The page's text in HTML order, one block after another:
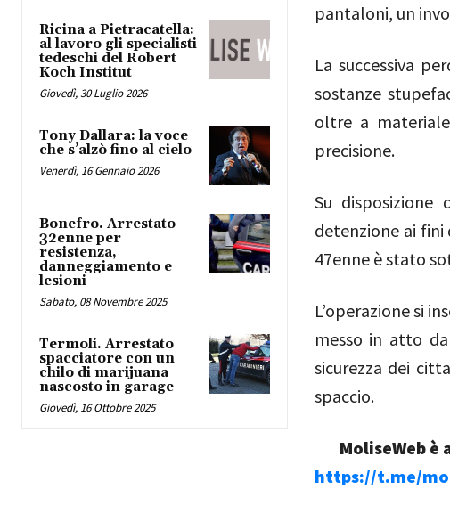
Ricina a Pietracatella:
al lavoro gli specialisti
tedeschi del Robert
Koch Institut
Giovedì, 30 Luglio 2026
Tony Dallara: la voce
che s’alzò fino al cielo
Venerdì, 16 Gennaio 2026
Bonefro. Arrestato
32enne per
resistenza,
danneggiamento e
lesioni
Sabato, 08 Novembre 2025
Termoli. Arrestato
spacciatore con un
chilo di marijuana
nascosto in garage
Giovedì, 16 Ottobre 2025
pantaloni, un
La successiva
sostanze
oltre a
precisione.
Su
detenzione ai fini
47enne è stato
L’operazione si
messo in atto
sicurezza dei
spaccio.
MoliseWeb
https://t.me/